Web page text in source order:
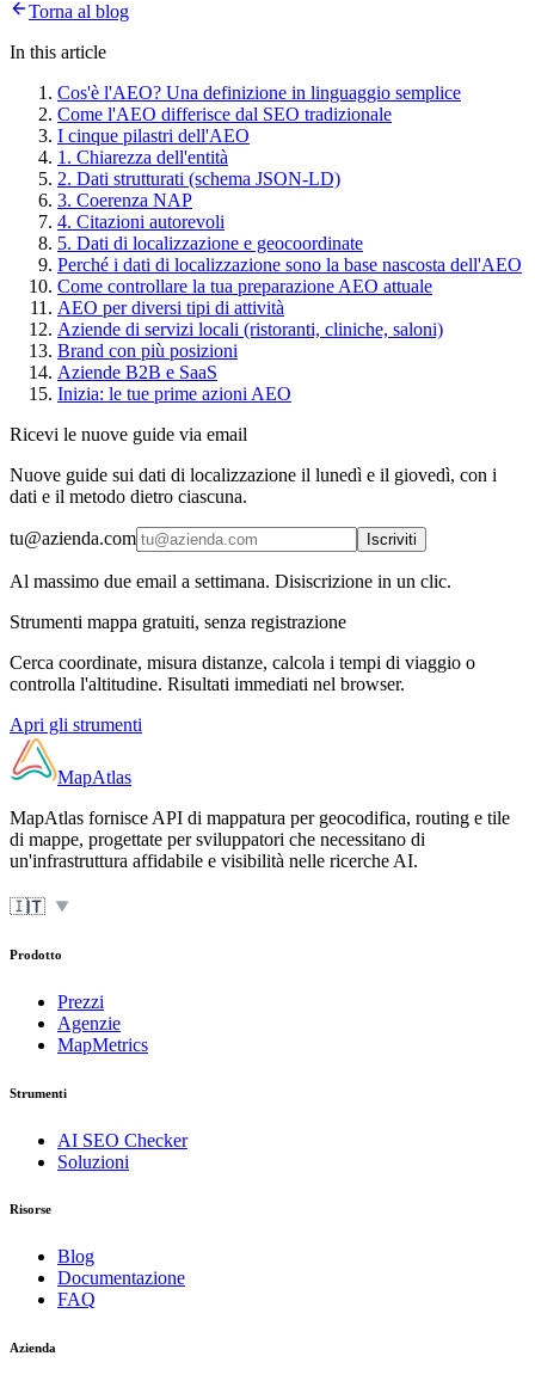
Torna al blog
In this article
Cos'è l'AEO? Una definizione in linguaggio semplice
Come l'AEO differisce dal SEO tradizionale
I cinque pilastri dell'AEO
1. Chiarezza dell'entità
2. Dati strutturati (schema JSON-LD)
3. Coerenza NAP
4. Citazioni autorevoli
5. Dati di localizzazione e geocoordinate
Perché i dati di localizzazione sono la base nascosta dell'AEO
Come controllare la tua preparazione AEO attuale
AEO per diversi tipi di attività
Aziende di servizi locali (ristoranti, cliniche, saloni)
Brand con più posizioni
Aziende B2B e SaaS
Inizia: le tue prime azioni AEO
Ricevi le nuove guide via email
Nuove guide sui dati di localizzazione il lunedì e il giovedì, con i
dati e il metodo dietro ciascuna.
tu@azienda.com Iscriviti
Al massimo due email a settimana. Disiscrizione in un clic.
Strumenti mappa gratuiti, senza registrazione
Cerca coordinate, misura distanze, calcola i tempi di viaggio o
controlla l'altitudine. Risultati immediati nel browser.
Apri gli strumenti
MapAtlas
MapAtlas fornisce API di mappatura per geocodifica, routing e tile
di mappe, progettate per sviluppatori che necessitano di
un'infrastruttura affidabile e visibilità nelle ricerche AI.
🇮🇹
IT ▼
Prodotto
Prezzi
Agenzie
MapMetrics
Strumenti
AI SEO Checker
Soluzioni
Risorse
Blog
Documentazione
FAQ
Azienda